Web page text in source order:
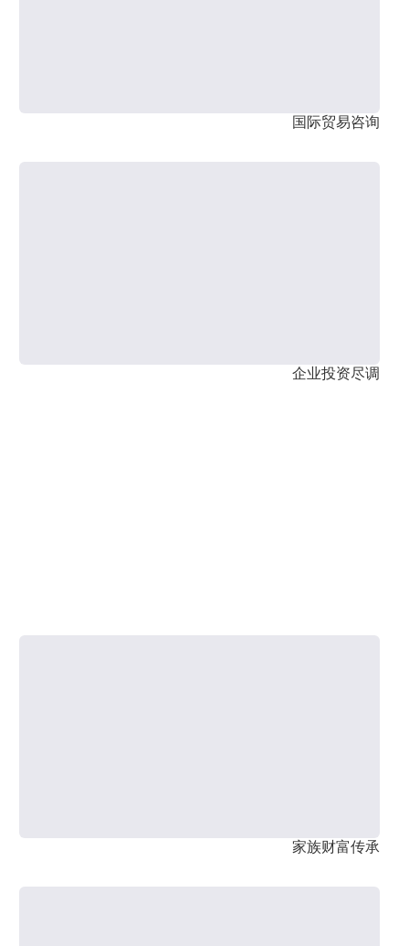
国际贸易咨询
企业投资尽调
家族财富传承